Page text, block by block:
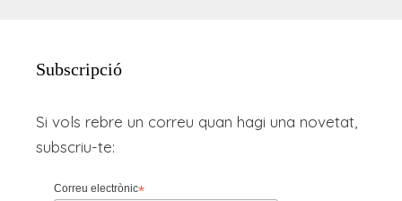
Subscripció
Si vols rebre un correu quan hagi una novetat,
subscriu-te:
Correu electrònic*